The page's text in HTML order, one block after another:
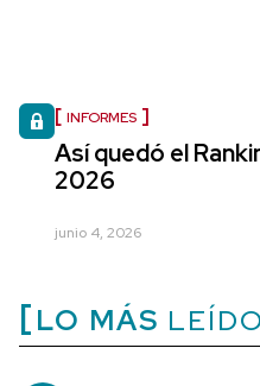
INFORMES
Así quedó el
2026
junio 4, 2026
LO MÁS LEÍDO